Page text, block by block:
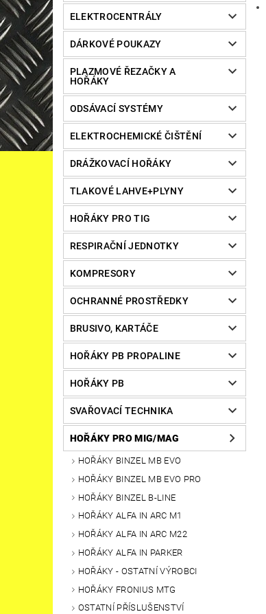
ELEKTROCENTRÁLY
DÁRKOVÉ POUKAZY
PLAZMOVÉ ŘEZAČKY A
HOŘÁKY
ODSÁVACÍ SYSTÉMY
ELEKTROCHEMICKÉ ČIŠTĚNÍ
DRÁŽKOVACÍ HOŘÁKY
TLAKOVÉ LAHVE+PLYNY
HOŘÁKY PRO TIG
RESPIRAČNÍ JEDNOTKY
KOMPRESORY
OCHRANNÉ PROSTŘEDKY
BRUSIVO, KARTÁČE
HOŘÁKY PB PROPALINE
HOŘÁKY PB
SVAŘOVACÍ TECHNIKA
HOŘÁKY PRO MIG/MAG
HOŘÁKY BINZEL MB EVO
HOŘÁKY BINZEL MB EVO PRO
HOŘÁKY BINZEL B-LINE
HOŘÁKY ALFA IN ARC M1
HOŘÁKY ALFA IN ARC M22
HOŘÁKY ALFA IN PARKER
HOŘÁKY - OSTATNÍ VÝROBCI
HOŘÁKY FRONIUS MTG
OSTATNÍ PŘÍSLUŠENSTVÍ